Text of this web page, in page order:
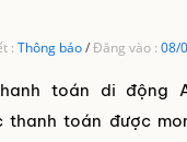
: Thông báo/Đăng vào : 08/
toán di động
thanh toán được